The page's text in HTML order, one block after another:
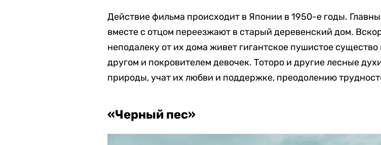
Действие фильма происходит в Японии в 1950-е годы.
вместе с отцом переезжают в старый деревенский дом.
неподалеку от их дома живет гигантское пушистое
другом и покровителем девочек. Тоторо и другие лесные
природы, учат их любви и поддержке, преодолению
«Черный пес»